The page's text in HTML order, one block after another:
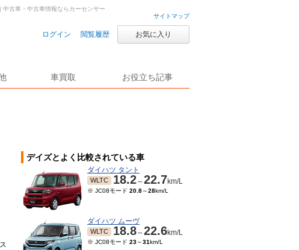
サイトマップ
ログイン 閲覧履歴 お気に入り
車買取 お役立ち記事
古車・中古車情報ならカーセンサー
デイズとよく比較されている車
ダイハツ タント
WLTC 18.2～22.7km/L
※ JC08モード 20.8～28km/L
ダイハツ ムーヴ
WLTC 18.8～22.6km/L
※ JC08モード 23～31km/L